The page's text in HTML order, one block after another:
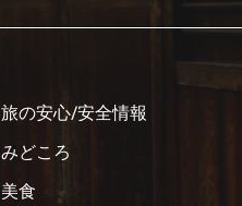
旅の安心/安全情報
みどころ
美食